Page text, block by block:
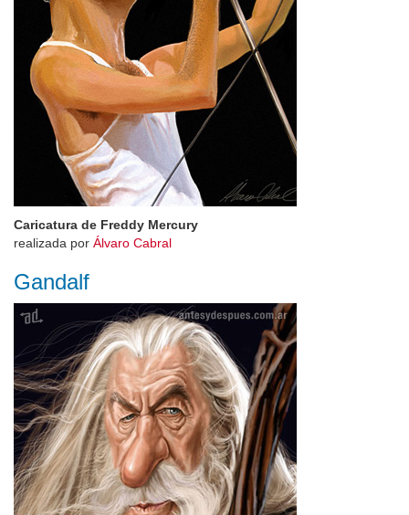
Caricatura de Freddy Mercury
realizada por Álvaro Cabral
Gandalf